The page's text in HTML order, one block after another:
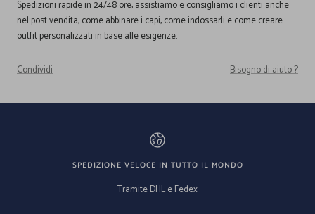
Spedizioni rapide in 24/48 ore, assistiamo e consigliamo i clienti anche
nel post vendita, come abbinare i capi, come indossarli e come creare
outfit personalizzati in base alle esigenze.
Condividi Bisogno di aiuto ?
SPEDIZIONE VELOCE IN TUTTO IL MONDO
Tramite DHL e Fedex